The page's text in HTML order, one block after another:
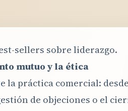
sellers sobre liderazgo.
mutuo y la ética
la práctica comercial: desde
de objeciones o el